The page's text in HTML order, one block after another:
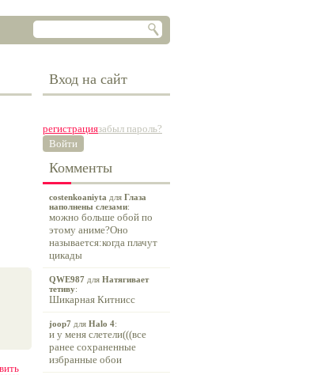
Вход на сайт
регистрациязабыл пароль?
Войти
Комменты
costenkoaniyta для Глаза
наполнены слезами:
можно больше обой по
этому аниме?Оно
называется:когда плачут
цикады
QWE987 для Натягивает
тетиву:
Шикарная Китнисс
joop7 для Halo 4:
и у меня слетели(((все
ранее сохраненные
избранные обои